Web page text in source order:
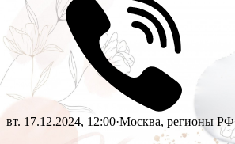
вт. 17.12.2024, 12:00·Москва, регионы РФ